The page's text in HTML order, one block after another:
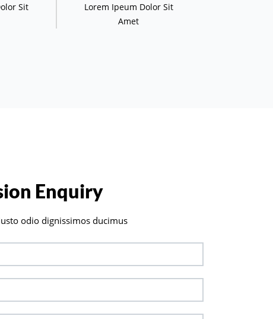
Sit
Lorem Ipeum Dolor Sit
Amet
Enquiry
odio dignissimos ducimus